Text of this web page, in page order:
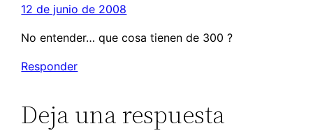
12 de junio de 2008
No entender… que cosa tienen de 300 ?
Responder
Deja una respuesta